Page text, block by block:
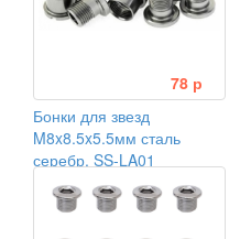
78 р
Бонки для звезд
M8x8.5x5.5мм сталь
серебр. SS-LA01